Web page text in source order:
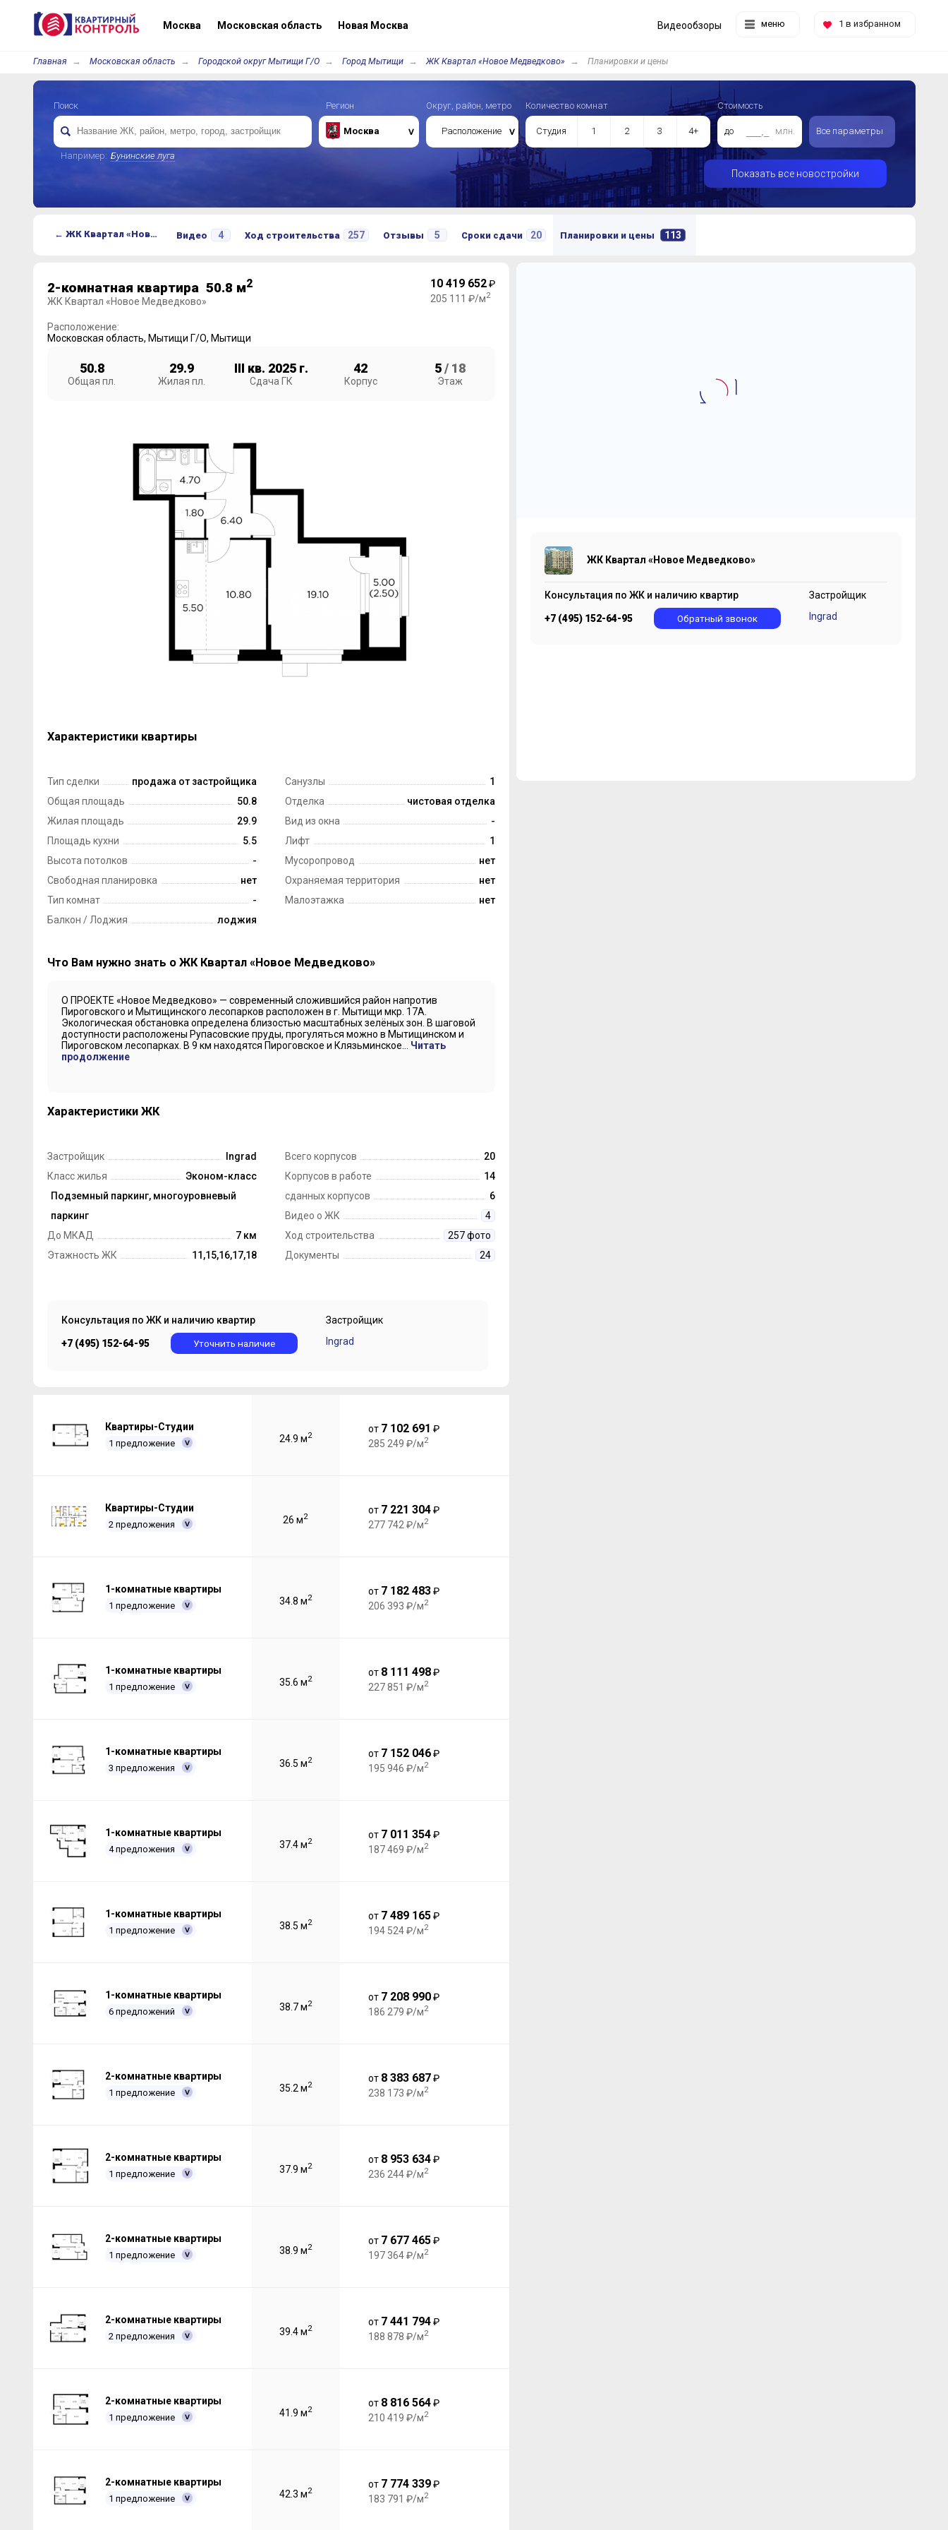
Москва Московская область Новая Москва меню 1 в избранном
Видеообзоры
Главная Московская область Городской округ Мытищи Г/О Город Мытищи ЖК Квартал «Новое Медведково» Планировки и цены
Поиск
Например: Бунинские луга
Регион
Москва
Округ, район, метро
Расположение
Количество комнат
Студия 1 2 3 4+
Стоимость
до млн. Все параметры
Показать все новостройки
← ЖК Квартал «Новое Медведково» Видео 4 Ход строительства 257 Отзывы 5 Сроки сдачи 20 Планировки и цены 113
2-комнатная квартира 50.8 м2
ЖК Квартал «Новое Медведково»
10 419 652₽
205 111 ₽/м2
Расположение:
Московская область, Мытищи Г/О, Мытищи
50.8
Общая пл.
29.9
Жилая пл.
III кв. 2025 г.
Сдача ГК
42
Корпус
5/ 18
Этаж
Характеристики квартиры
Тип сделки
продажа от застройщика
Общая площадь
50.8
Жилая площадь
29.9
Площадь кухни
5.5
Высота потолков
-
Свободная планировка
нет
Тип комнат
-
Балкон / Лоджия
лоджия
Санузлы
1
Отделка
чистовая отделка
Вид из окна
-
Лифт
1
Мусоропровод
нет
Охраняемая территория
нет
Малоэтажка
нет
Что Вам нужно знать о ЖК Квартал «Новое Медведково»
О ПРОЕКТЕ «Новое Медведково» — современный сложившийся район напротив
Пироговского и Мытищинского лесопарков расположен в г. Мытищи мкр. 17А.
Экологическая обстановка определена близостью масштабных зелёных зон. В шаговой
доступности расположены Рупасовские пруды, прогуляться можно в Мытищинском и
Пироговском лесопарках. В 9 км находятся Пироговское и Клязьминское... Читать
продолжение
Характеристики ЖК
Застройщик
Ingrad
Класс жилья
Эконом-класс
Технология строительства
Монолит
Парковка
Подземный паркинг, многоуровневый
паркинг
До МКАД
7 км
Этажность ЖК
11,15,16,17,18
Всего корпусов
20
Корпусов в работе
14
сданных корпусов
6
Видео о ЖК
4
Ход строительства
257 фото
Документы
24
Консультация по ЖК и наличию квартир
+7 (495) 152-64-95 Уточнить наличие
Застройщик
Ingrad
Квартиры-Студии
1 предложение 24.9 м2
от 7 102 691 ₽
285 249 ₽/м2
Квартиры-Студии
2 предложения 26 м2
от 7 221 304₽
277 742 ₽/м2
1-комнатные квартиры
1 предложение 34.8 м2
от 7 182 483₽
206 393 ₽/м2
1-комнатные квартиры
1 предложение 35.6 м2
от 8 111 498₽
227 851 ₽/м2
1-комнатные квартиры
3 предложения 36.5 м2
от 7 152 046₽
195 946 ₽/м2
1-комнатные квартиры
4 предложения 37.4 м2
от 7 011 354₽
187 469 ₽/м2
1-комнатные квартиры
1 предложение 38.5 м2
от 7 489 165₽
194 524 ₽/м2
1-комнатные квартиры
6 предложений 38.7 м2
от 7 208 990₽
186 279 ₽/м2
2-комнатные квартиры
1 предложение 35.2 м2
от 8 383 687₽
238 173 ₽/м2
2-комнатные квартиры
1 предложение 37.9 м2
от 8 953 634₽
236 244 ₽/м2
2-комнатные квартиры
1 предложение 38.9 м2
от 7 677 465₽
197 364 ₽/м2
2-комнатные квартиры
2 предложения 39.4 м2
от 7 441 794₽
188 878 ₽/м2
2-комнатные квартиры
1 предложение 41.9 м2
от 8 816 564₽
210 419 ₽/м2
2-комнатные квартиры
1 предложение 42.3 м2
от 7 774 339₽
183 791 ₽/м2
ЖК Квартал «Новое Медведково»
Консультация по ЖК и наличию квартир
+7 (495) 152-64-95 Обратный звонок
Застройщик
Ingrad